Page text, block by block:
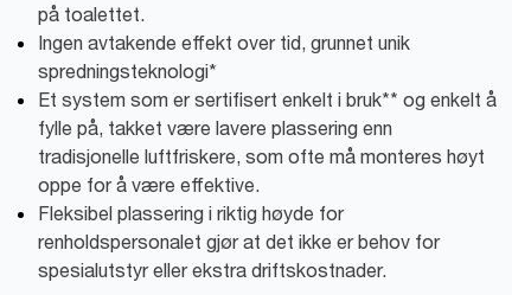
på toalettet.
Ingen avtakende effekt over tid, grunnet unik
spredningsteknologi*
Et system som er sertifisert enkelt i bruk** og enkelt å
fylle på, takket være lavere plassering enn
tradisjonelle luftfriskere, som ofte må monteres høyt
oppe for å være effektive.
Fleksibel plassering i riktig høyde for
renholdspersonalet gjør at det ikke er behov for
spesialutstyr eller ekstra driftskostnader.